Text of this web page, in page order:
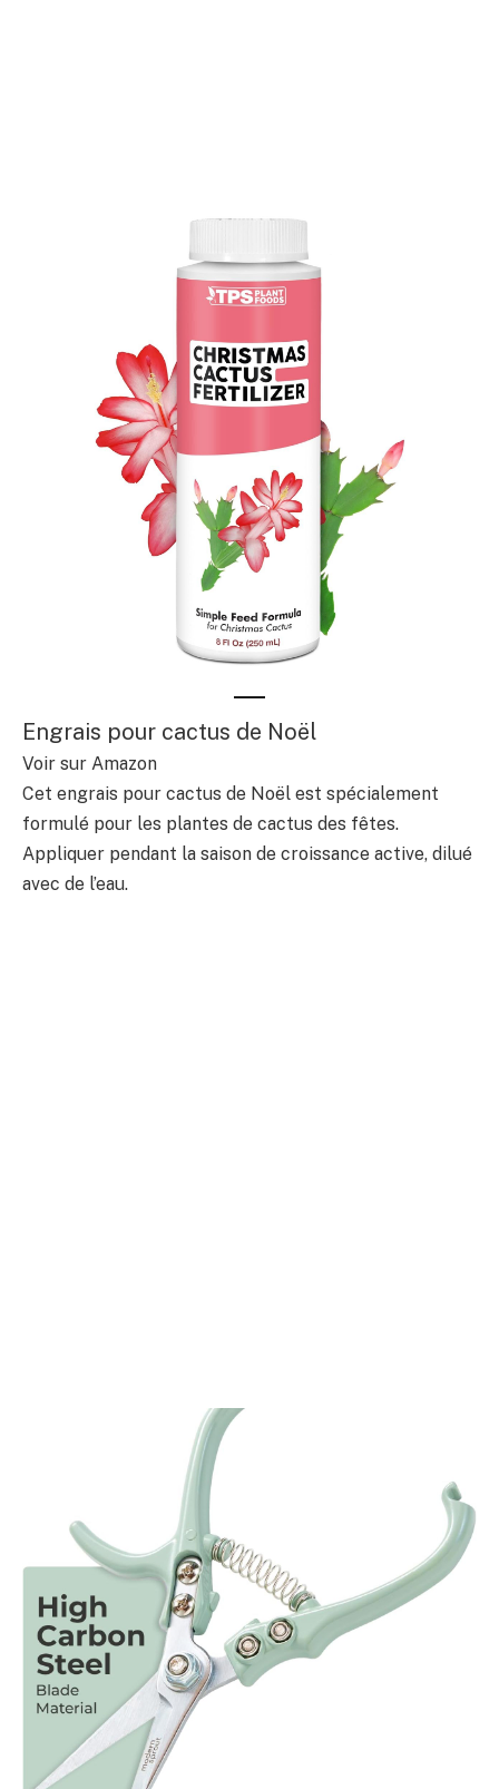
Engrais pour cactus de Noël
Voir sur Amazon
Cet engrais pour cactus de Noël est spécialement
formulé pour les plantes de cactus des fêtes.
Appliquer pendant la saison de croissance active, dilué
avec de l’eau.